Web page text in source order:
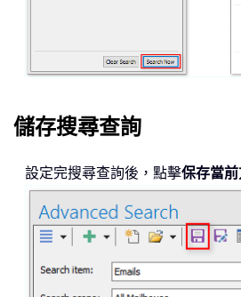
儲存搜尋查詢
設定完搜尋查詢後，點擊保存當